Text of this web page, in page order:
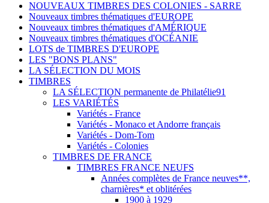
NOUVEAUX TIMBRES DES COLONIES - SARRE
Nouveaux timbres thématiques d'EUROPE
Nouveaux timbres thématiques d'AMÉRIQUE
Nouveaux timbres thématiques d'OCÉANIE
LOTS de TIMBRES D'EUROPE
LES "BONS PLANS"
LA SÉLECTION DU MOIS
TIMBRES
LA SÉLECTION permanente de Philatélie91
LES VARIÉTÉS
Variétés - France
Variétés - Monaco et Andorre français
Variétés - Dom-Tom
Variétés - Colonies
TIMBRES DE FRANCE
TIMBRES FRANCE NEUFS
Années complètes de France neuves**,
charnières* et oblitérées
1900 à 1929